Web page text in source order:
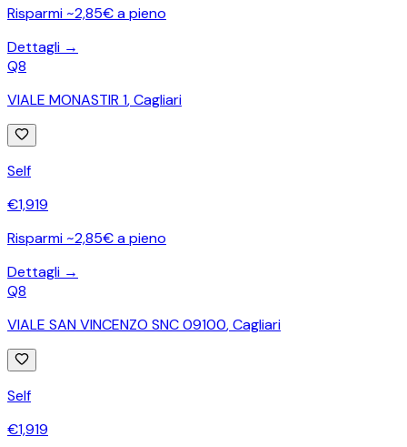
Risparmi ~2,85€ a pieno
Dettagli →
Q8
VIALE MONASTIR 1,Cagliari
Self
€1,919
Risparmi ~2,85€ a pieno
Dettagli →
Q8
VIALE SAN VINCENZO SNC 09100,Cagliari
Self
€1,919